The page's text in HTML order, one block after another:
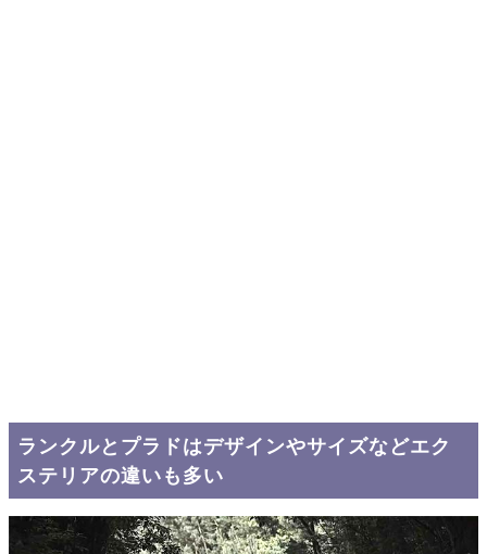
ランクルとプラドはデザインやサイズなどエク
ステリアの違いも多い